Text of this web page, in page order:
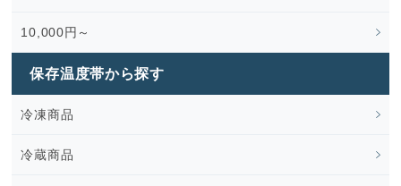
10,000円～
保存温度帯から探す
冷凍商品
冷蔵商品